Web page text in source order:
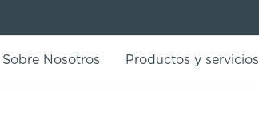
Sobre Nosotros Productos y servicios